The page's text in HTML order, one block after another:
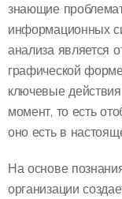
знающие
информационных
анализа является
графической
ключевые
момент, то есть
оно есть в
На основе
организации